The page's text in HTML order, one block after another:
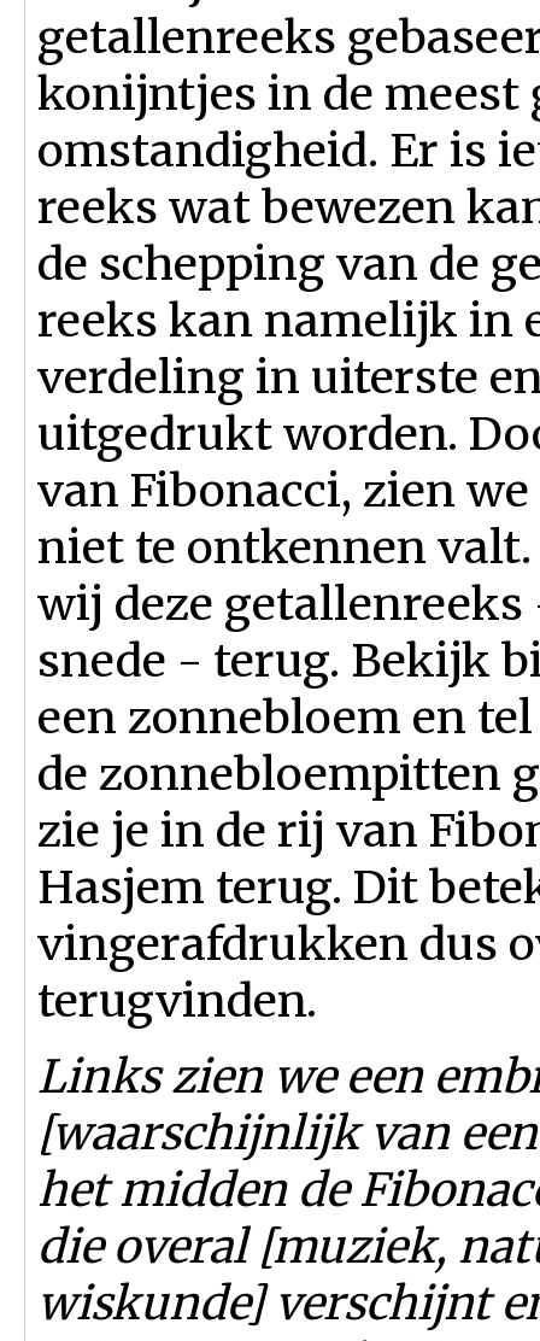
getallenreeks
konijntjes in de meest
omstandigheid. Er is
reeks wat bewezen
de schepping van de
reeks kan namelijk in
verdeling in uiterste
uitgedrukt worden.
van Fibonacci, zien
niet te ontkennen
wij deze
snede - terug. Bekijk
een zonnebloem en
de zonnebloempitten
zie je in de rij van
Hasjem terug. Dit
vingerafdrukken dus
terugvinden.
Links zien we een
[waarschijnlijk van
het midden de
die overal [muziek,
wiskunde] verschijnt